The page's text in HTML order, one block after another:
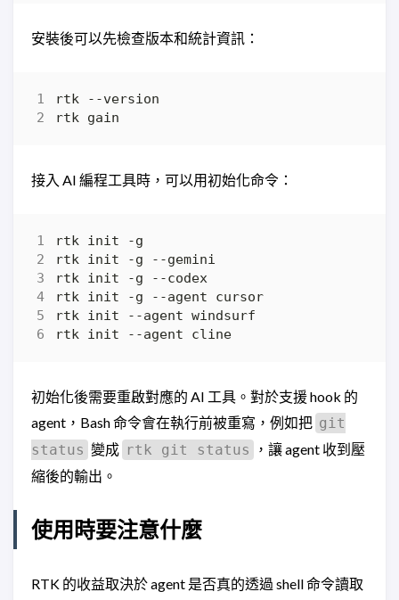
安裝後可以先檢查版本和統計資訊：
接入 AI 編程工具時，可以用初始化命令：
初始化後需要重啟對應的 AI 工具。對於支援 hook 的
agent，Bash 命令會在執行前被重寫，例如把 git
status 變成 rtk git status
，讓 agent 收到壓
縮後的輸出。
使用時要注意什麼
RTK 的收益取決於 agent 是否真的透過 shell 命令讀取